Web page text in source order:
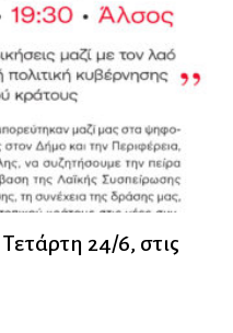
24/6, στις